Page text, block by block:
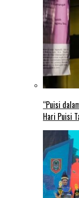
“Puisi
Hari Puisi